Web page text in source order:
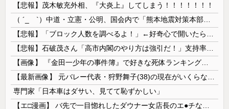
【悲報】茂木敏充外相、『大炎上』してしまう！！！！！！！
専門家「日本車はダサい、見てて恥ずかしい」